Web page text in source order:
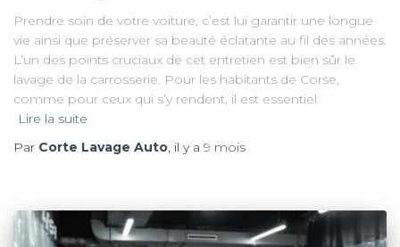
Prendre soin de votre voiture, c’est lui garantir une longue
vie ainsi que préserver sa beauté éclatante au fil des années.
L’un des points cruciaux de cet entretien est bien sûr le
lavage de la carrosserie. Pour les habitants de Corse,
comme pour ceux qui s’y rendent, il est essentiel
Lire la suite
Par Corte Lavage Auto, il y a 9 mois